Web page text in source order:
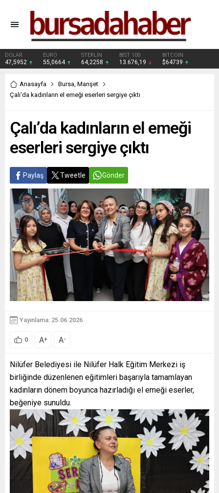
DOLAR
47,5952
EURO
55,0664
STERLİN
64,2258
BIST 100
13.676,19
BITCOIN
$64739
Anasayfa Bursa, Manşet
Çalı’da kadınların el emeği eserleri sergiye çıktı
Çalı’da kadınların el emeği
eserleri sergiye çıktı
Paylaş Tweetle Gönder
Yayınlama: 25.06.2026
0 A+ A-
Nilüfer Belediyesi ile Nilüfer Halk Eğitim Merkezi iş
birliğinde düzenlenen eğitimleri başarıyla tamamlayan
kadınların dönem boyunca hazırladığı el emeği eserler,
beğeniye sunuldu.